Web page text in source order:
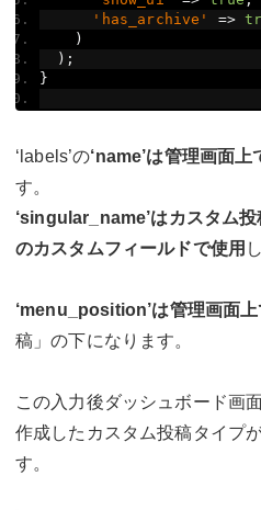
'has_archive'
=>
)
);
}
‘labels’の‘name’は管理画面
す。
‘singular_name’はカスタム投
のカスタムフィールドで使用
‘menu_position’は管理画面
稿」の下になります。
この入力後ダッシュボード画
作成したカスタム投稿タイプ
す。